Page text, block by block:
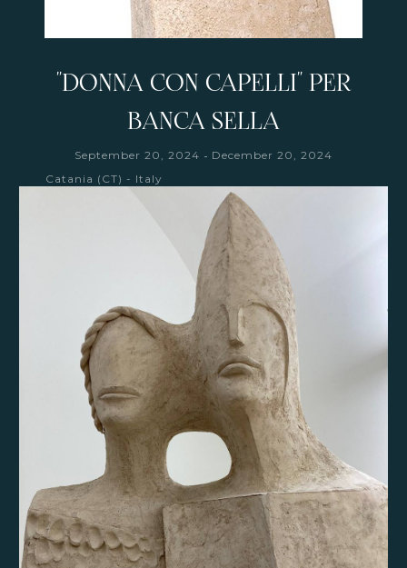
"DONNA CON CAPELLI" PER
BANCA SELLA
September 20, 2024 - December 20, 2024
Catania (CT) - Italy